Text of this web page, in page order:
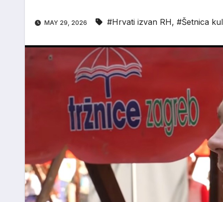
MAY 29, 2026 #Hrvati izvan RH, #Šetnica